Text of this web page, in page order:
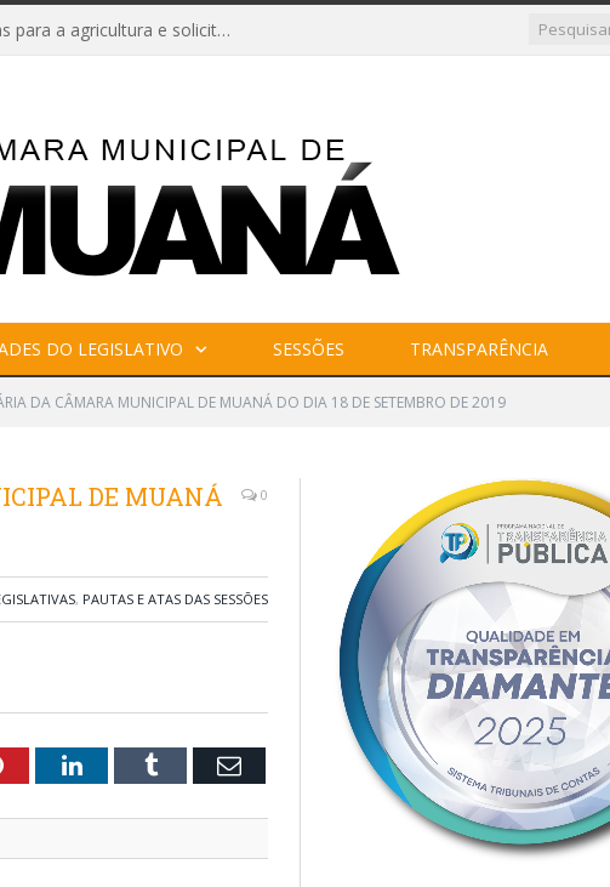
Câmara de Muaná aprova novas políticas para a agricultura e solicita reforma da Ponte do Reduto
DO LEGISLATIVO SESSÕES TRANSPARÊNCIA
DA CÂMARA MUNICIPAL DE MUANÁ DO DIA 18 DE SETEMBRO DE 2019
DE MUANÁ
0
, PAUTAS E ATAS DAS SESSÕES
PinterestLinkedInTumblr Email